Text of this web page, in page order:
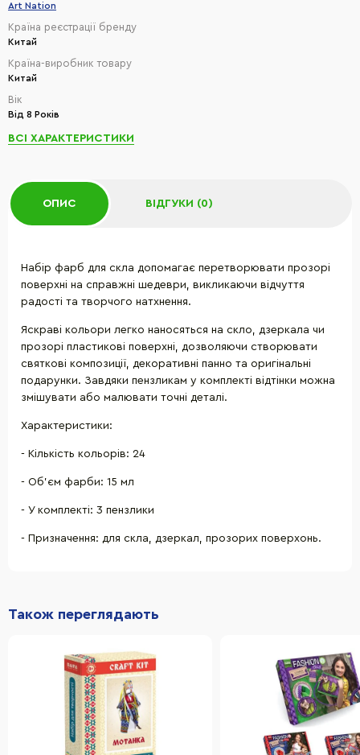
Art Nation
Країна реєстрації бренду
Китай
Країна-виробник товару
Китай
Вік
Від 8 Років
ВСІ ХАРАКТЕРИСТИКИ
ОПИС ВІДГУКИ (0)
Набір фарб для скла допомагає перетворювати прозорі
поверхні на справжні шедеври, викликаючи відчуття
радості та творчого натхнення.
Яскраві кольори легко наносяться на скло, дзеркала чи
прозорі пластикові поверхні, дозволяючи створювати
святкові композиції, декоративні панно та оригінальні
подарунки. Завдяки пензликам у комплекті відтінки можна
змішувати або малювати точні деталі.
Характеристики:
- Кількість кольорів: 24
- Об’єм фарби: 15 мл
- У комплекті: 3 пензлики
- Призначення: для скла, дзеркал, прозорих поверхонь.
Також переглядають